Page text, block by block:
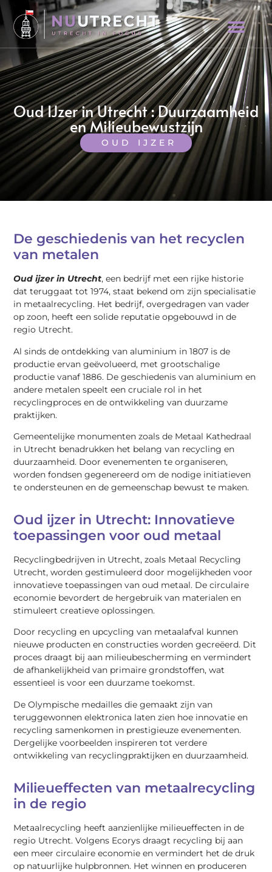
Oud IJzer in Utrecht : Duurzaamheid
en Milieubewustzijn
OUD IJZER
De geschiedenis van het recyclen
van metalen
Oud ijzer in Utrecht, een bedrijf met een rijke historie
dat teruggaat tot 1974, staat bekend om zijn specialisatie
in metaalrecycling. Het bedrijf, overgedragen van vader
op zoon, heeft een solide reputatie opgebouwd in de
regio Utrecht.
Al sinds de ontdekking van aluminium in 1807 is de
productie ervan geëvolueerd, met grootschalige
productie vanaf 1886. De geschiedenis van aluminium en
andere metalen speelt een cruciale rol in het
recyclingproces en de ontwikkeling van duurzame
praktijken.
Gemeentelijke monumenten zoals de Metaal Kathedraal
in Utrecht benadrukken het belang van recycling en
duurzaamheid. Door evenementen te organiseren,
worden fondsen gegenereerd om de nodige initiatieven
te ondersteunen en de gemeenschap bewust te maken.
Oud ijzer in Utrecht: Innovatieve
toepassingen voor oud metaal
Recyclingbedrijven in Utrecht, zoals Metaal Recycling
Utrecht, worden gestimuleerd door mogelijkheden voor
innovatieve toepassingen van oud metaal. De circulaire
economie bevordert de hergebruik van materialen en
stimuleert creatieve oplossingen.
Door recycling en upcycling van metaalafval kunnen
nieuwe producten en constructies worden gecreëerd. Dit
proces draagt bij aan milieubescherming en vermindert
de afhankelijkheid van primaire grondstoffen, wat
essentieel is voor een duurzame toekomst.
De Olympische medailles die gemaakt zijn van
teruggewonnen elektronica laten zien hoe innovatie en
recycling samenkomen in prestigieuze evenementen.
Dergelijke voorbeelden inspireren tot verdere
ontwikkeling van recyclingpraktijken en duurzaamheid.
Milieueffecten van metaalrecycling
in de regio
Metaalrecycling heeft aanzienlijke milieueffecten in de
regio Utrecht. Volgens Ecorys draagt recycling bij aan
een meer circulaire economie en vermindert het de druk
op natuurlijke hulpbronnen. Het winnen en produceren